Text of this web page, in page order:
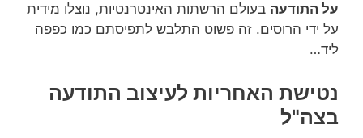
על התודעה בעולם הרשתות האינטרנטיות, נוצלו מידית
על ידי הרוסים. זה פשוט התלבש לתפיסתם כמו כפפה
ליד…
נטישת האחריות לעיצוב התודעה
בצה"ל